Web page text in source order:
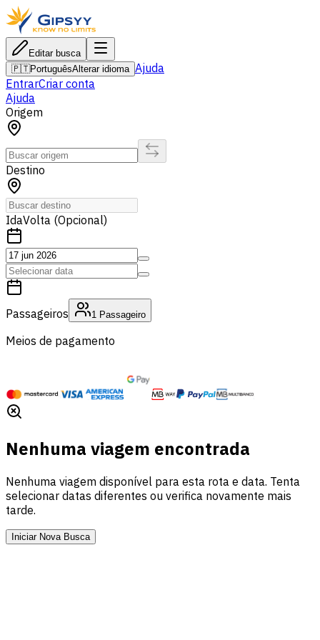
Editar busca
🇵🇹PortuguêsAlterar idioma Ajuda
EntrarCriar conta
Ajuda
Origem
Destino
IdaVolta (Opcional)
Passageiros 1 Passageiro
Meios de pagamento
Nenhuma viagem encontrada
Nenhuma viagem disponível para esta rota e data. Tenta
selecionar datas diferentes ou verifica novamente mais
tarde.
Iniciar Nova Busca